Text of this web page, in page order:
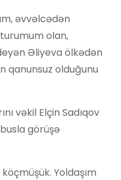
əvvəlcədən
olan,
Əliyeva ölkədən
qanunsuz olduğunu
vəkil Elçin Sadıqov
görüşə
Yoldaşım